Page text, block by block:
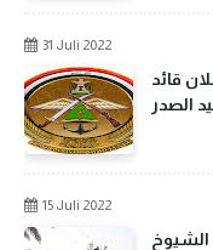
31 Juli 2022
قائد
الصدر
15 Juli 2022